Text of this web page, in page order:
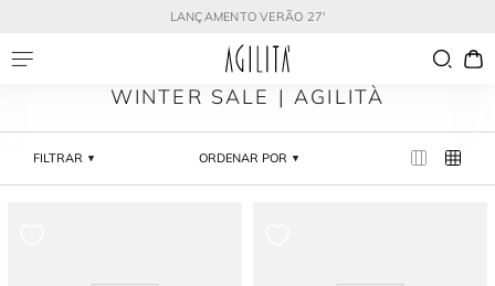
LANÇAMENTO VERÃO 27'
WINTER SALE | AGILITÀ
FILTRAR ORDENAR POR